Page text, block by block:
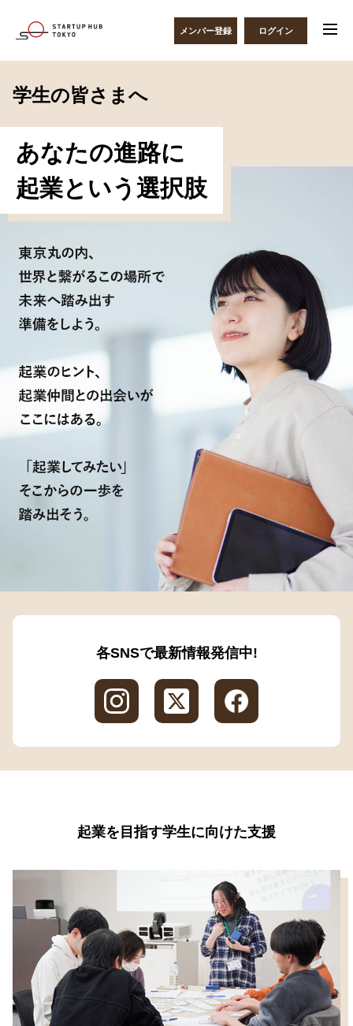
メンバー登録 ログイン
学生の皆さまへ
あなたの進路に
起業という選択肢
各SNSで最新情報発信中!
起業を目指す学生に向けた支援